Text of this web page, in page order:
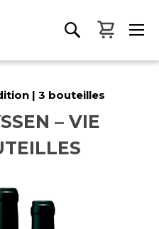
Mon
| 3 bouteilles
– VIE